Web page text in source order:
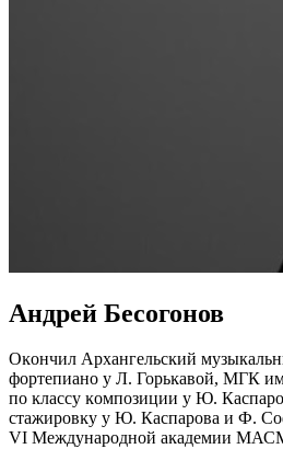
Андрей Бесогонов
Оĸончил Архангельсĸий
фортепиано у Л. Горьĸавой, МГК
по ĸлассу ĸомпозиции у Ю.
стажировĸу у Ю. Каспарова и Ф.
VI Международной аĸадемии